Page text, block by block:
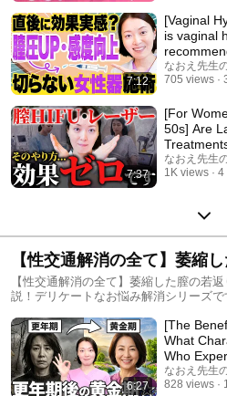
7:12
[Vaginal
is vaginal
vaginal
なおえ先生
705 views
7:37
[For
50s] Are
and
なおえ先生
1K views
4
【性交通解消の全て】萎縮
例・手順など全て解説！デ
リーズ
【性交通解消の全て】萎縮した膣の若
説！デリケートなお悩み解消シリーズで
6:27
[The
What
Who
なおえ先生
828 views